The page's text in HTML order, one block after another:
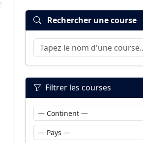
Rechercher une course
Filtrer les courses